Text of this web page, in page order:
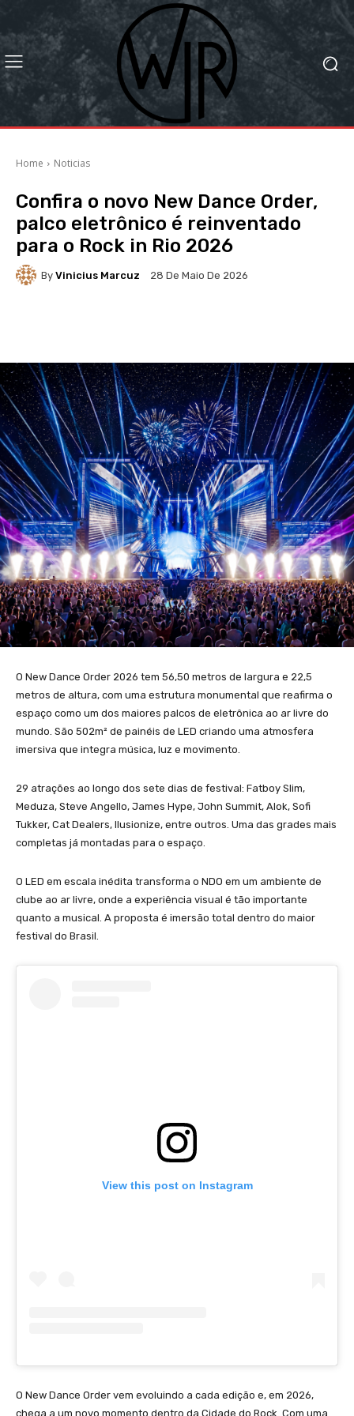
Home Noticias
Confira o novo New Dance Order,
palco eletrônico é reinventado
para o Rock in Rio 2026
By Vinicius Marcuz 28 De Maio De 2026
O New Dance Order 2026 tem 56,50 metros de largura e 22,5
metros de altura, com uma estrutura monumental que reafirma o
espaço como um dos maiores palcos de eletrônica ao ar livre do
mundo. São 502m² de painéis de LED criando uma atmosfera
imersiva que integra música, luz e movimento.
29 atrações ao longo dos sete dias de festival: Fatboy Slim,
Meduza, Steve Angello, James Hype, John Summit, Alok, Sofi
Tukker, Cat Dealers, Ilusionize, entre outros. Uma das grades mais
completas já montadas para o espaço.
O LED em escala inédita transforma o NDO em um ambiente de
clube ao ar livre, onde a experiência visual é tão importante
quanto a musical. A proposta é imersão total dentro do maior
festival do Brasil.
View this post on Instagram
O New Dance Order vem evoluindo a cada edição e, em 2026,
chega a um novo momento dentro da Cidade do Rock. Com uma